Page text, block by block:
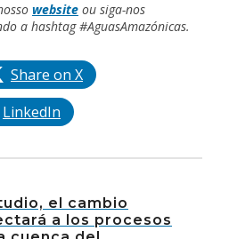
website ou siga-nos
a hashtag #AguasAmazónicas.
Share on X
LinkedIn
el cambio
a los procesos